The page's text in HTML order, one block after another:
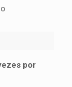
por